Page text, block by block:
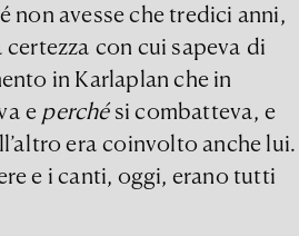
non avesse che tredici anni,
certezza con cui sapeva di
in Karlaplan che in
e perchési combatteva, e
era coinvolto anche lui.
e i canti, oggi, erano tutti